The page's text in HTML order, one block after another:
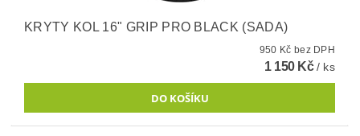
KRYTY KOL 16" GRIP PRO BLACK (SADA)
950 Kč bez DPH
1 150 Kč/ ks